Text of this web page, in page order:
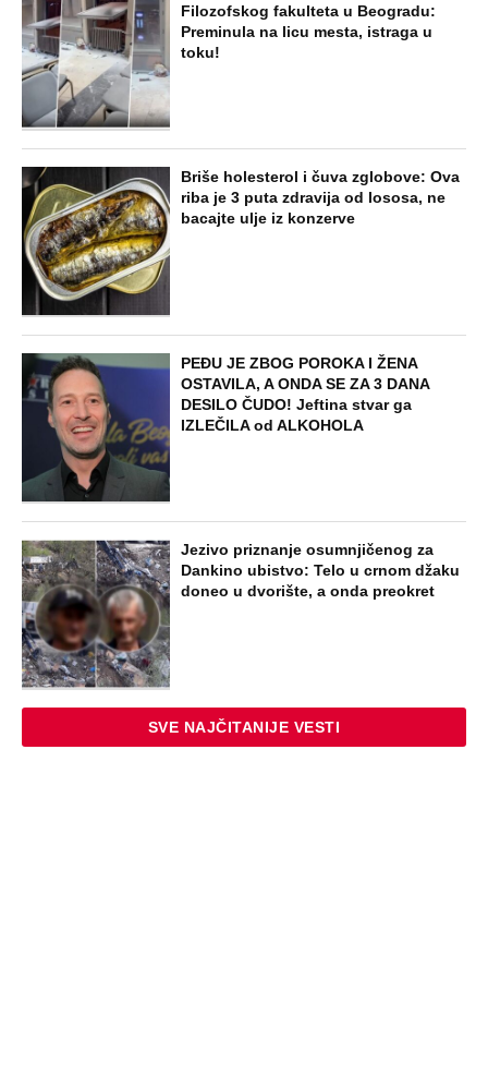
Filozofskog fakulteta u Beogradu:
Preminula na licu mesta, istraga u
toku!
Briše holesterol i čuva zglobove: Ova
riba je 3 puta zdravija od lososa, ne
bacajte ulje iz konzerve
PEĐU JE ZBOG POROKA I ŽENA
OSTAVILA, A ONDA SE ZA 3 DANA
DESILO ČUDO! Jeftina stvar ga
IZLEČILA od ALKOHOLA
Jezivo priznanje osumnjičenog za
Dankino ubistvo: Telo u crnom džaku
doneo u dvorište, a onda preokret
SVE NAJČITANIJE VESTI